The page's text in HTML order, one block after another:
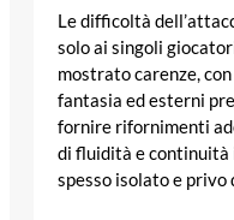
Le difficoltà
solo ai singoli
mostrato carenze,
fantasia ed esterni
fornire rifornimenti
di fluidità e continuità
spesso isolato e privo